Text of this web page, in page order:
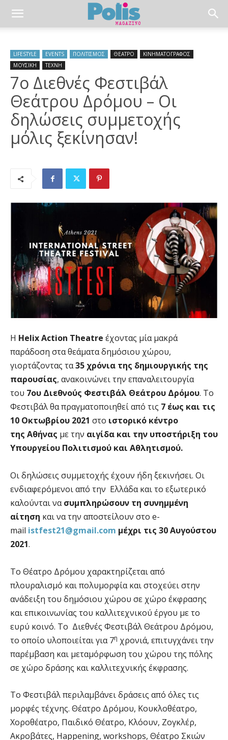
LIFESTYLE EVENTS ΠΟΛΙΤΙΣΜΟΣ ΘΕΑΤΡΟ
ΚΙΝΗΜΑΤΟΓΡΑΦΟΣ
ΜΟΥΣΙΚΗ
ΤΕΧΝΗ
7ο Διεθνές Φεστιβάλ
Θεάτρου Δρόμου – Οι
δηλώσεις συμμετοχής
μόλις ξεκίνησαν!
Η HelixAction Theatre έχοντας μία μακρά
παράδοση στα θεάματα δημόσιου χώρου,
γιορτάζοντας τα35 χρόνια της δημιουργικής της
παρουσίας, ανακοινώνει την επαναλειτουργία
του 7ου Διεθνούς Φεστιβάλ Θεάτρου Δρόμου. Το
Φεστιβάλ θα πραγματοποιηθεί από τις 7 έως και τις
10 Οκτωβρίου 2021 στο ιστορικό κέντρο
της Αθήνας με την αιγίδα και την υποστήριξη του
Υπουργείου Πολιτισμού και Αθλητισμού.
Οι δηλώσεις συμμετοχής έχουν ήδη ξεκινήσει. Οι
ενδιαφερόμενοι από την Ελλάδα και το εξωτερικό
καλούνται νασυμπληρώσουν τη συνημμένη
αίτηση και να την αποστείλουν στο e-
mail istfest21@gmail.com μέχρι τις 30 Αυγούστου
2021.
Το Θέατρο Δρόμου χαρακτηρίζεται από
πλουραλισμό και πολυμορφία και στοχεύει στην
ανάδειξη του δημόσιου χώρου σε χώρο έκφρασης
και επικοινωνίας του καλλιτεχνικού έργου με το
ευρύ κοινό. Το Διεθνές Φεστιβάλ Θεάτρου Δρόμου,
το οποίο υλοποιείται για 7η χρονιά, επιτυγχάνει την
παρέμβαση και μεταμόρφωση του χώρου της πόλης
σε χώρο δράσης και καλλιτεχνικής έκφρασης.
Το Φεστιβάλ περιλαμβάνει δράσεις από όλες τις
μορφές τέχνης. Θέατρο Δρόμου, Κουκλοθέατρο,
Χοροθέατρο, Παιδικό Θέατρο, Κλόουν, Ζογκλέρ,
Ακροβάτες, Happening, workshops, Θέατρο Σκιών